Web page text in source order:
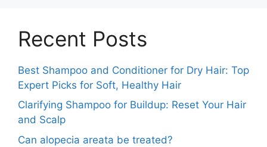
Recent Posts
Best Shampoo and Conditioner for Dry Hair: Top
Expert Picks for Soft, Healthy Hair
Clarifying Shampoo for Buildup: Reset Your Hair
and Scalp
Can alopecia areata be treated?